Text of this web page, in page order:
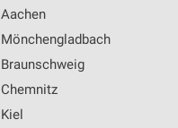
Aachen
Mönchengladbach
Braunschweig
Chemnitz
Kiel